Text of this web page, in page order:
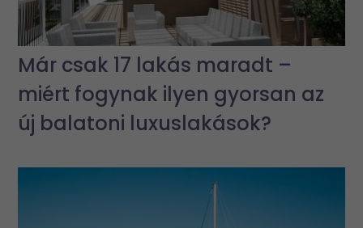
Már csak 17 lakás maradt –
miért fogynak ilyen gyorsan az
új balatoni luxuslakások?